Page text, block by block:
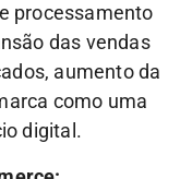
processamento
das vendas
aumento da
como uma
digital.